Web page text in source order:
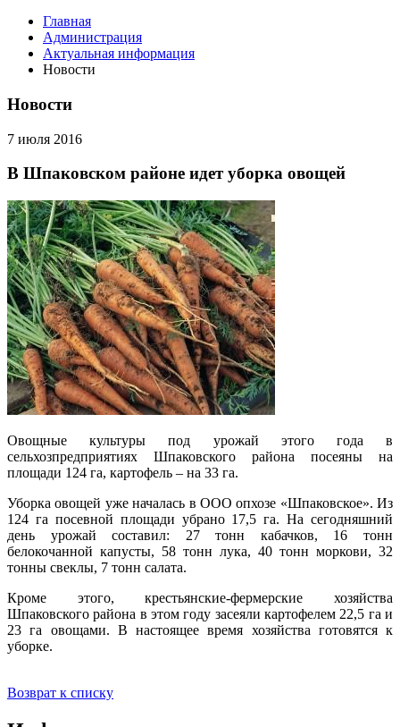
Главная
Администрация
Актуальная информация
Новости
Новости
7 июля 2016
В Шпаковском районе идет уборка овощей
Овощные культуры под урожай этого года в
сельхозпредприятиях Шпаковского района посеяны на
площади 124 га, картофель – на 33 га.
Уборка овощей уже началась в ООО опхозе «Шпаковское». Из
124 га посевной площади убрано 17,5 га. На сегодняшний
день урожай составил: 27 тонн кабачков, 16 тонн
белокочанной капусты, 58 тонн лука, 40 тонн моркови, 32
тонны свеклы, 7 тонн салата.
Кроме этого, крестьянские-фермерские хозяйства
Шпаковского района в этом году засеяли картофелем 22,5 га и
23 га овощами. В настоящее время хозяйства готовятся к
уборке.
Возврат к списку